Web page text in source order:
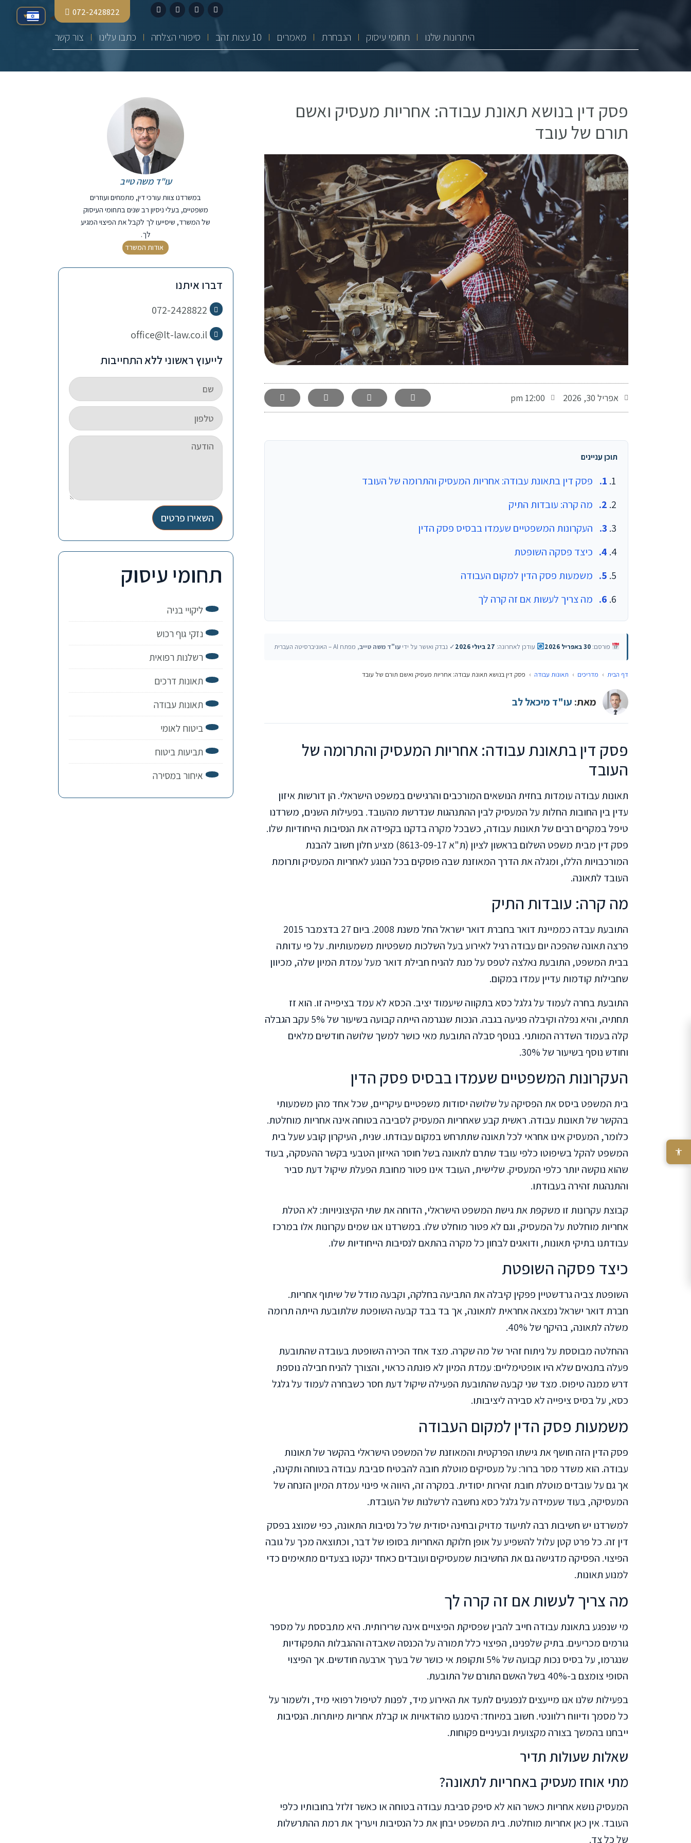
072-2428822
היתרונות שלנו תחומי עיסוק הנבחרת מאמרים 10 עצות זהב סיפורי הצלחה כתבו עלינו צור קשר
פסק דין בנושא תאונת עבודה: אחריות מעסיק ואשם
תורם של עובד
אפריל 30, 2026 12:00 pm
תוכן עניינים
פסק דין בתאונת עבודה: אחריות המעסיק והתרומה של העובד
מה קרה: עובדות התיק
העקרונות המשפטיים שעמדו בבסיס פסק הדין
כיצד פסקה השופטת
משמעות פסק הדין למקום העבודה
מה צריך לעשות אם זה קרה לך
פורסם: 30 באפריל 2026 עודכן לאחרונה: 27 ביולי 2026 ✓ נבדק ואושר על ידי עו"ד משה טייב, מפתח AI – האוניברסיטה העברית
דף הבית › מדריכים › תאונות עבודה › פסק דין בנושא תאונת עבודה: אחריות מעסיק ואשם תורם של עובד
מאת: עו"ד מיכאל לב
פסק דין בתאונת עבודה: אחריות המעסיק והתרומה של
העובד
תאונות עבודה עומדות בחזית הנושאים המורכבים והרגישים במשפט הישראלי. הן דורשות איזון
עדין בין החובות החלות על המעסיק לבין ההתנהגות שנדרשת מהעובד. בפעילות השנים, משרדנו
טיפל במקרים רבים של תאונות עבודה, כשבכל מקרה בדקנו בקפידה את הנסיבות הייחודיות שלו.
פסק דין מבית משפט השלום בראשון לציון (ת"א 8613-09-17) מציע חלון חשוב להבנת
המורכבויות הללו, ומגלה את הדרך המאוזנת שבה פוסקים בכל הנוגע לאחריות המעסיק ותרומת
העובד לתאונה.
מה קרה: עובדות התיק
התובעת עבדה כממיינת דואר בחברת דואר ישראל החל משנת 2008. ביום 27 בדצמבר 2015
פרצה תאונה שהפכה יום עבודה רגיל לאירוע בעל השלכות משפטיות משמעותיות. על פי עדותה
בבית המשפט, התובעת נאלצה לטפס על מנת להניח חבילת דואר מעל עמדת המיון שלה, מכיוון
שחבילות קודמות עדיין עמדו במקום.
התובעת בחרה לעמוד על גלגל כסא בתקווה שיעמוד יציב. הכסא לא עמד בציפייה זו. הוא זז
תחתיה, והיא נפלה וקיבלה פגיעה בגבה. הנכות שנגרמה הייתה קבועה בשיעור של 5% עקב הגבלה
קלה בעמוד השדרה המותני. בנוסף סבלה התובעת מאי כושר למשך שלושה חודשים מלאים
וחודש נוסף בשיעור של 30%.
העקרונות המשפטיים שעמדו בבסיס פסק הדין
בית המשפט ביסס את הפסיקה על שלושה יסודות משפטיים עיקריים, שכל אחד מהן משמעותי
בהקשר של תאונות עבודה. ראשית קבע שאחריות המעסיק לסביבה בטוחה אינה אחריות מוחלטת.
כלומר, המעסיק אינו אחראי לכל תאונה שתתרחש במקום עבודתו. שנית, העיקרון קובע שעל בית
המשפט להקל בשיפוטו כלפי עובד שתרם לתאונה בשל חוסר האיזון הטבעי בקשר ההעסקה, בעוד
שהוא נוקשה יותר כלפי המעסיק. שלישית, העובד אינו פטור מחובת הפעלת שיקול דעת סביר
והתנהגות זהירה בעבודתו.
קבוצת עקרונות זו משקפת את גישת המשפט הישראלי, הדוחה את שתי הקיצוניויות: לא הטלת
אחריות מוחלטת על המעסיק, וגם לא פטור מוחלט שלו. במשרדנו אנו שמים עקרונות אלו במרכז
עבודתנו בתיקי תאונות, ודואגים לבחון כל מקרה בהתאם לנסיבות הייחודיות שלו.
כיצד פסקה השופטת
השופטת צביה גרדשטיין פפקין קיבלה את התביעה בחלקה, וקבעה מודל של שיתוף אחריות.
חברת דואר ישראל נמצאה אחראית לתאונה, אך בד בבד קבעה השופטת שלתובעת הייתה תרומה
משלה לתאונה, בהיקף של 40%.
ההחלטה מבוססת על ניתוח זהיר של מה שקרה. מצד אחד הכירה השופטת בעובדה שהתובעת
פעלה בתנאים שלא היו אופטימליים: עמדת המיון לא פונתה כראוי, והצורך להניח חבילה נוספת
דרש ממנה טיפוס. מצד שני קבעה שהתובעת הפעילה שיקול דעת חסר כשבחרה לעמוד על גלגל
כסא, על בסיס ציפייה לא סבירה ליציבותו.
משמעות פסק הדין למקום העבודה
פסק הדין הזה חושף את גישתו הפרקטית והמאוזנת של המשפט הישראלי בהקשר של תאונות
עבודה. הוא משדר מסר ברור: על מעסיקים מוטלת חובה להבטיח סביבת עבודה בטוחה ותקינה,
אך גם על עובדים מוטלת חובת זהירות יסודית. במקרה זה, היווה אי פינוי עמדת המיון הזנחה של
המעסיקה, בעוד שעמידה על גלגל כסא נחשבה לרשלנות של העובדת.
למשרדנו יש חשיבות רבה לתיעוד מדויק ובחינה יסודית של כל נסיבות התאונה, כפי שמוצג בפסק
דין זה. כל פרט קטן עלול להשפיע על אופן חלוקת האחריות בסופו של דבר, וכתוצאה מכך על גובה
הפיצוי. הפסיקה מדגישה גם את החשיבות שמעסיקים ועובדים כאחד ינקטו בצעדים מתאימים כדי
למנוע תאונות.
מה צריך לעשות אם זה קרה לך
מי שנפגע בתאונת עבודה חייב להבין שפסיקת הפיצויים אינה שרירותית. היא מתבססת על מספר
גורמים מכריעים. בתיק שלפנינו, הפיצוי כלל תמורה על הכנסה שאבדה וההגבלות התפקודיות
שנגרמו, על בסיס נכות קבועה של 5% ותקופת אי כושר של בערך ארבעה חודשים. אך הפיצוי
הסופי צומצם ב-40% בשל האשם התורם של התובעת.
בפעילות שלנו אנו מייעצים לנפגעים לתעד את האירוע מיד, לפנות לטיפול רפואי מיד, ולשמור על
כל מסמך ודיווח רלוונטי. חשוב במיוחד: הימנעו מהודאויות או קבלת אחריות מיותרות. הנסיבות
ייבחנו בהמשך בצורה מקצועית ובעיניים פקוחות.
שאלות שעולות תדיר
מתי אוחז מעסיק באחריות לתאונה?
המעסיק נושא אחריות כאשר הוא לא סיפק סביבת עבודה בטוחה או כאשר זלזל בחובותיו כלפי
העובד. אין כאן אחריות מוחלטת. בית המשפט יבחן את כל הנסיבות ויעריך את רמת ההתרשלות
של כל צד.
עו"ד משה טייב
במשרדנו צוות עורכי דין, מתמחים ועוזרים
משפטיים, בעלי ניסיון רב שנים בתחומי העיסוק
של המשרד, שיסייעו לך לקבל את הפיצוי המגיע
לך.
אודות המשרד
דברו איתנו
072-2428822
office@lt-law.co.il
לייעוץ ראשוני ללא התחייבות
השאירו פרטים
תחומי עיסוק
ליקויי בניה
נזקי גוף רכוש
רשלנות רפואית
תאונות דרכים
תאונות עבודה
ביטוח לאומי
תביעות ביטוח
איחור במסירה
▾